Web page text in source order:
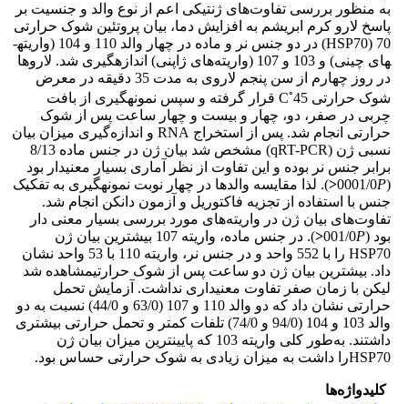
به منظور بررسی تفاوت‌­های ژنتیکی اعم از نوع والد و جنسیت بر
پاسخ لارو کرم ابریشم به افزایش دما، بیان پروتئین شوک حرارتی
70 (HSP70) در دو جنس نر و ماده در چهار والد 110 و 104 (واریته­
های چینی) و 103 و 107 (واریته­‌های ژاپنی) اندازه­گیری شد. لاروها
در روز چهارم از سن پنجم لاروی به مدت 35 دقیقه در معرض
شوک حرارتی C
◦
45 قرار گرفته و سپس نمونه­گیری از بافت
چربی در صفر، دو، چهار و بیست و چهار ساعت پس از شوک
حرارتی انجام شد. پس از استخراج RNA و اندازه‌گیری میزان بیان
نسبی ژن (qRT-PCR) مشخص شد بیان ژن در جنس ماده 8/13
برابر جنس نر بوده و این تفاوت از نظر آماری بسیار معنی­دار بود
(0001/0
P
<). لذا مقایسه والدها در چهار نوبت نمونه­گیری به تفکیک
جنس با استفاده از تجزیه فاکتوریل و آزمون دانکن انجام شد.
تفاوت‌های بیان ژن در واریته‌های مورد بررسی بسیار معنی دار
بود (001/0P
<
). در جنس ماده، واریته­ 107 بیشترین بیان ژن
HSP70 را با 552 واحد و در جنس نر، واریته‌ 110 با 53 واحد نشان
داد. بیش­ترین بیان ژن دو ساعت پس از شوک حرارتیمشاهده شد
لیکن با زمان صفر تفاوت معنی­داری نداشت. آزمایش تحمل
حرارتی نشان داد که دو والد 110 و 107 (63/0 و 44/0) نسبت به دو
والد 103 و 104 (94/0 و 74/0) تلفات کمتر و تحمل حرارتی بیشتری
داشتند. به‌طور کلی واریته 103 که پایین­ترین میزان بیان ژن
HSP70را داشت به میزان زیادی به شوک حرارتی حساس بود.
کلیدواژه‌ها